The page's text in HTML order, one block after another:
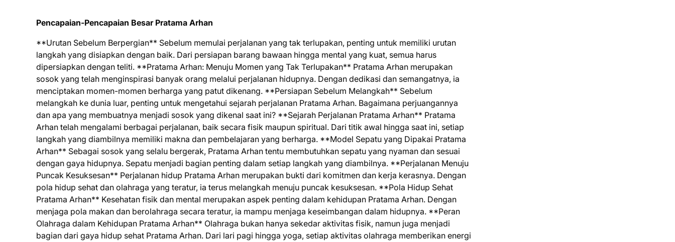
Pencapaian-Pencapaian Besar Pratama Arhan
**Urutan Sebelum Berpergian** Sebelum memulai perjalanan yang tak terlupakan, penting untuk memiliki urutan
langkah yang disiapkan dengan baik. Dari persiapan barang bawaan hingga mental yang kuat, semua harus
dipersiapkan dengan teliti. **Pratama Arhan: Menuju Momen yang Tak Terlupakan** Pratama Arhan merupakan
sosok yang telah menginspirasi banyak orang melalui perjalanan hidupnya. Dengan dedikasi dan semangatnya, ia
menciptakan momen-momen berharga yang patut dikenang. **Persiapan Sebelum Melangkah** Sebelum
melangkah ke dunia luar, penting untuk mengetahui sejarah perjalanan Pratama Arhan. Bagaimana perjuangannya
dan apa yang membuatnya menjadi sosok yang dikenal saat ini? **Sejarah Perjalanan Pratama Arhan** Pratama
Arhan telah mengalami berbagai perjalanan, baik secara fisik maupun spiritual. Dari titik awal hingga saat ini, setiap
langkah yang diambilnya memiliki makna dan pembelajaran yang berharga. **Model Sepatu yang Dipakai Pratama
Arhan** Sebagai sosok yang selalu bergerak, Pratama Arhan tentu membutuhkan sepatu yang nyaman dan sesuai
dengan gaya hidupnya. Sepatu menjadi bagian penting dalam setiap langkah yang diambilnya. **Perjalanan Menuju
Puncak Kesuksesan** Perjalanan hidup Pratama Arhan merupakan bukti dari komitmen dan kerja kerasnya. Dengan
pola hidup sehat dan olahraga yang teratur, ia terus melangkah menuju puncak kesuksesan. **Pola Hidup Sehat
Pratama Arhan** Kesehatan fisik dan mental merupakan aspek penting dalam kehidupan Pratama Arhan. Dengan
menjaga pola makan dan berolahraga secara teratur, ia mampu menjaga keseimbangan dalam hidupnya. **Peran
Olahraga dalam Kehidupan Pratama Arhan** Olahraga bukan hanya sekedar aktivitas fisik, namun juga menjadi
bagian dari gaya hidup sehat Pratama Arhan. Dari lari pagi hingga yoga, setiap aktivitas olahraga memberikan energi